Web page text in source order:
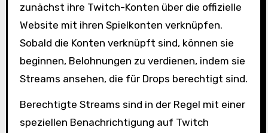
zunächst ihre Twitch-Konten über die offizielle
Website mit ihren Spielkonten verknüpfen.
Sobald die Konten verknüpft sind, können sie
beginnen, Belohnungen zu verdienen, indem sie
Streams ansehen, die für Drops berechtigt sind.
Berechtigte Streams sind in der Regel mit einer
speziellen Benachrichtigung auf Twitch